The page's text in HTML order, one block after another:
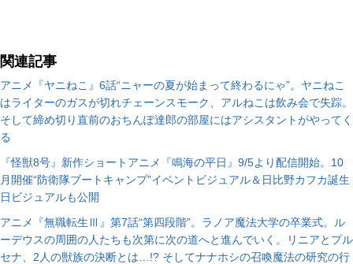
関連記事
アニメ『ヤニねこ』6話“ニャーの夏が始まって終わるにゃ”。ヤニねこ
はライターのガスが切れチェーンスモーク、アルねこは飲み会で失踪。
そして締め切り直前のおちんぽ達郎の部屋にはアシスタントがやってく
る
『怪獣8号』新作ショートアニメ『鳴海の平日』9/5より配信開始。10
月開催“防衛隊ブートキャンプ”イベントビジュアル＆日比野カフカ誕生
日ビジュアルも公開
アニメ『無職転生Ⅲ』第7話“第四段階”。ラノア魔法大学の卒業式。ル
ーデウスの周囲の人たちも次第に次の道へと進んでいく。リニアとプル
セナ、2人の獣族の決断とは…!? そしてナナホシの召喚魔法の研究の行